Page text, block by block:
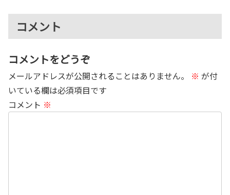
コメント
コメントをどうぞ
メールアドレスが公開されることはありません。 ※ が付
いている欄は必須項目です
コメント ※